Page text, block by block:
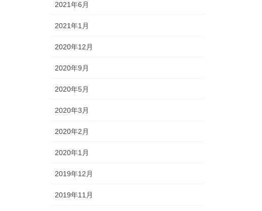
2021年6月
2021年1月
2020年12月
2020年9月
2020年5月
2020年3月
2020年2月
2020年1月
2019年12月
2019年11月